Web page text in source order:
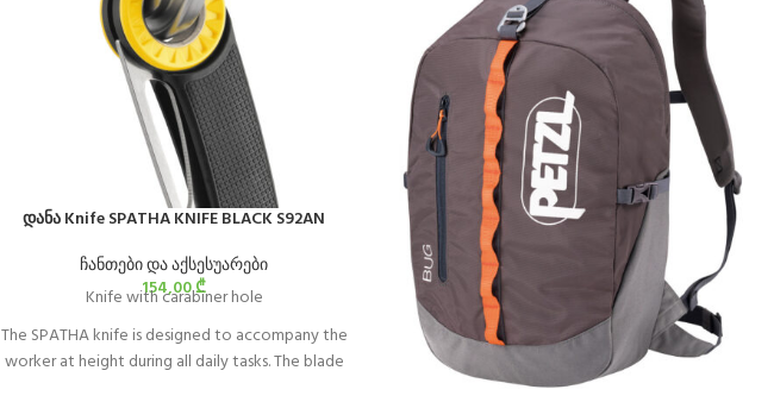
დანა Knife SPATHA KNIFE BLACK S92AN
ჩანთები და აქსესუარები
154,00₾
Knife with carabiner hole
The SPATHA knife is designed to accompany the
worker at height during all daily tasks. The blade